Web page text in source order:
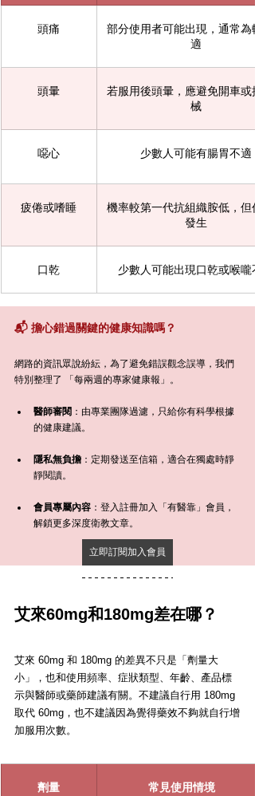
頭痛
部分使用者可能出現，通常為
適
頭暈
若服用後頭暈，應避免開車或
械
噁心 少數人可能有腸胃不適
疲倦或嗜睡
機率較第一代抗組織胺低，但
發生
口乾 少數人可能出現口乾或喉嚨
📬 擔心錯過關鍵的健康知識嗎？
網路的資訊眾說紛紜，為了避免錯誤觀念誤導，我們
特別整理了 「每兩週的專家健康報」。
醫師審閱 ：由專業團隊過濾，只給你有科學根據
的健康建議。
隱私無負擔 ：定期發送至信箱，適合在獨處時靜
靜閱讀。
會員專屬內容 ：登入註冊加入「有醫靠」會員，
解鎖更多深度衛教文章。
立即訂閱加入會員
艾來60mg和180mg差在哪？
艾來 60mg 和 180mg 的差異不只是「劑量大
小」，也和使用頻率、症狀類型、年齡、產品標
示與醫師或藥師建議有關。不建議自行用 180mg
取代 60mg，也不建議因為覺得藥效不夠就自行增
加服用次數。
劑量 常見使用情境